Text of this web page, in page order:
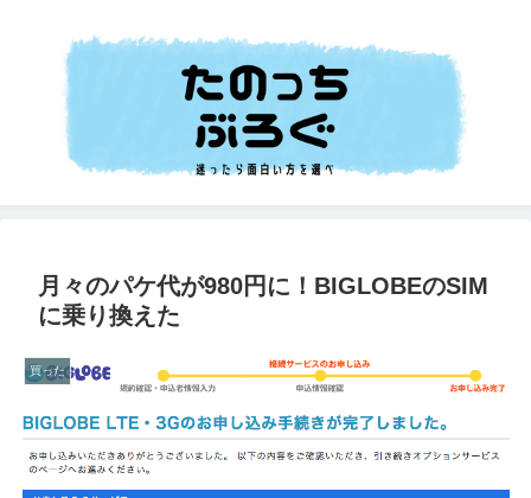
月々のパケ代が980円に！BIGLOBEのSIM
に乗り換えた
買った